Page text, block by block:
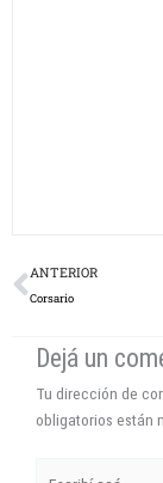
Prev
ANTERIOR
Corsario
Dejá un
Tu dirección de
obligatorios están